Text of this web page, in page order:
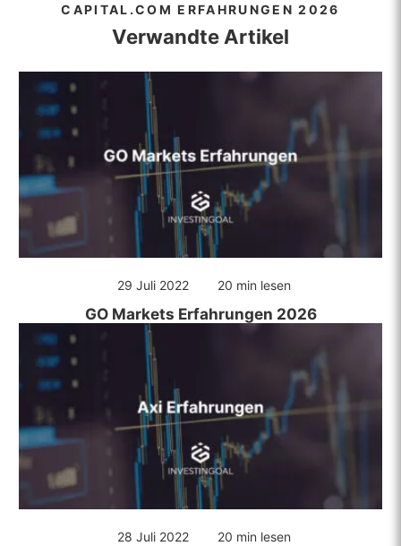
BESUCHEN SIE CAPITAL.COM
CAPITAL.COM ERFAHRUNGEN 2026
Verwandte Artikel
29 Juli 2022 20 min lesen
GO Markets Erfahrungen 2026
28 Juli 2022 20 min lesen